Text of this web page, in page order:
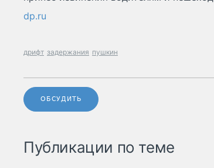
dp.ru
дрифт задержания пушкин
ОБСУДИТЬ
Публикации по теме